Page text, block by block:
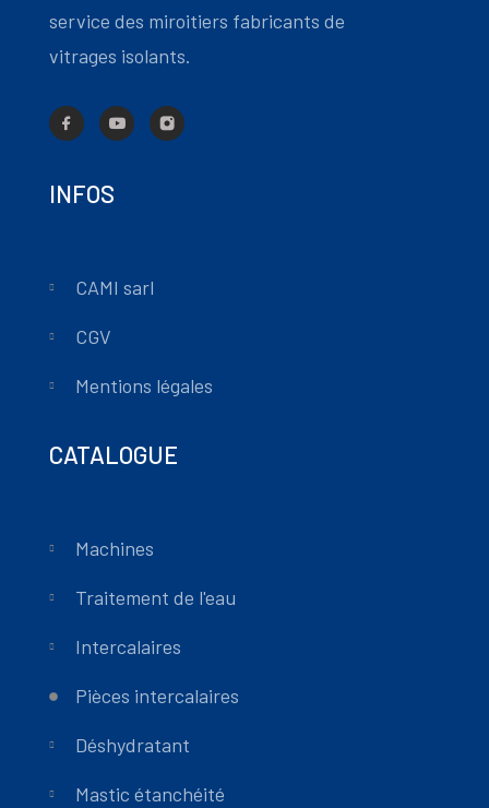
service des miroitiers fabricants de
vitrages isolants.
INFOS
CAMI sarl
CGV
Mentions légales
CATALOGUE
Machines
Traitement de l'eau
Intercalaires
Pièces intercalaires
Déshydratant
Mastic étanchéité